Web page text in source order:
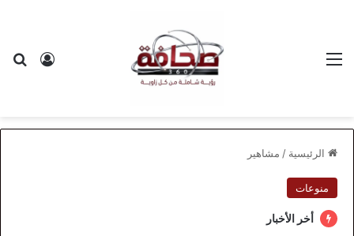
الرئيسية / مشاهير
منوعات
أخر الأخبار